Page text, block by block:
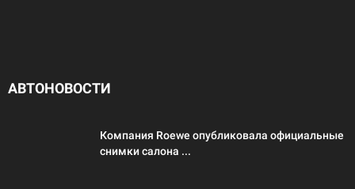
АВТОНОВОСТИ
Компания Roewe опубликовала официальные
снимки салона ...